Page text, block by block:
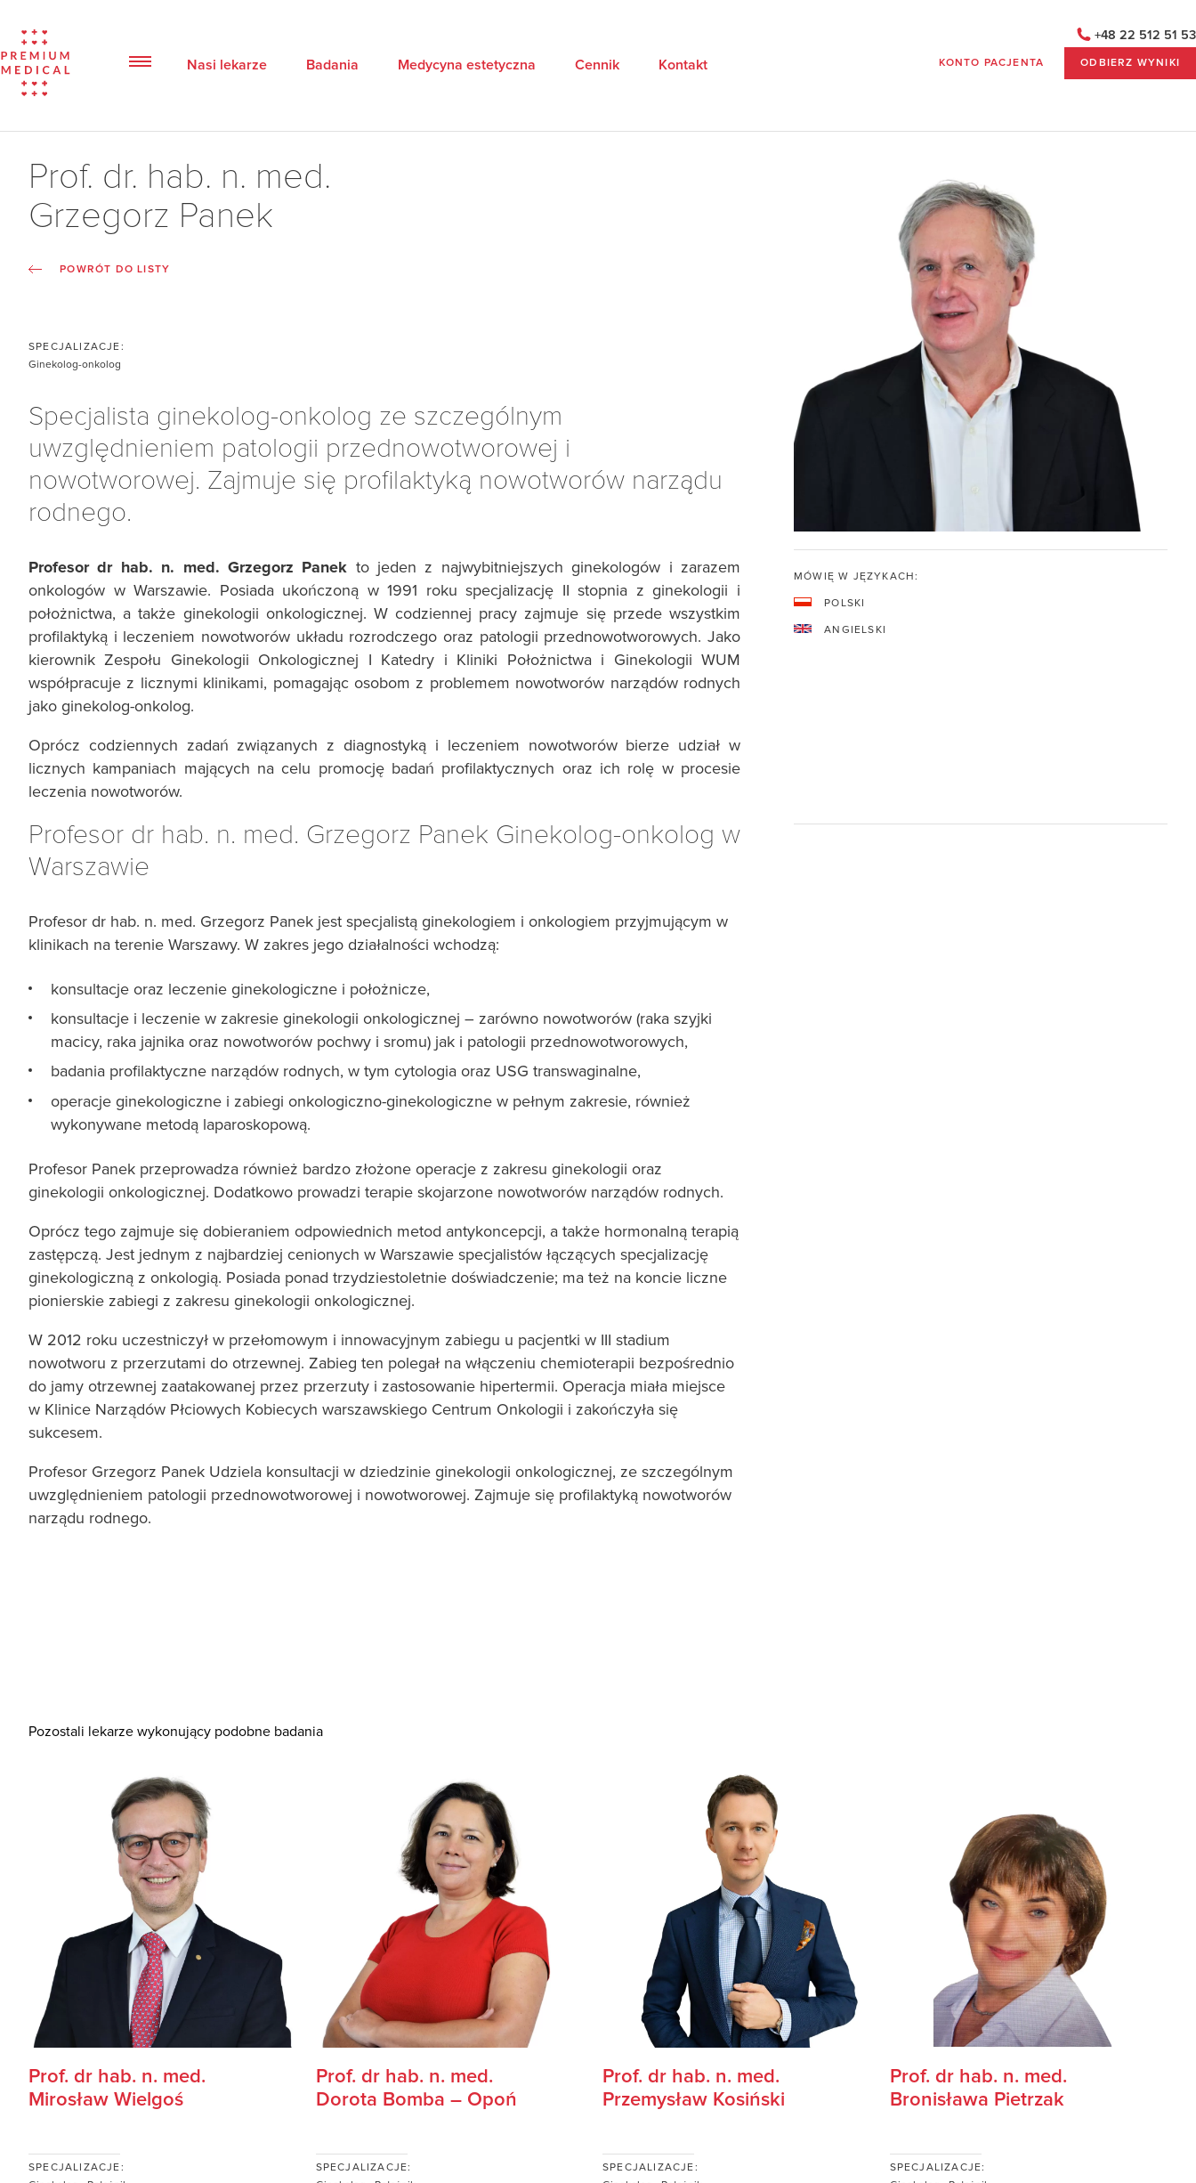
Nasi lekarze Badania Medycyna estetyczna Cennik Kontakt
+48 22 512 51 53
KONTO PACJENTA ODBIERZ WYNIKI
Prof. dr. hab. n. med.
Grzegorz Panek
POWRÓT DO LISTY
SPECJALIZACJE:
Ginekolog-onkolog
Specjalista ginekolog-onkolog ze szczególnym
uwzględnieniem patologii przednowotworowej i
nowotworowej. Zajmuje się profilaktyką nowotworów narządu
rodnego.
Profesor dr hab. n. med. Grzegorz Panek to jeden z najwybitniejszych ginekologów i zarazem
onkologów w Warszawie. Posiada ukończoną w 1991 roku specjalizację II stopnia z ginekologii i
położnictwa, a także ginekologii onkologicznej. W codziennej pracy zajmuje się przede wszystkim
profilaktyką i leczeniem nowotworów układu rozrodczego oraz patologii przednowotworowych. Jako
kierownik Zespołu Ginekologii Onkologicznej I Katedry i Kliniki Położnictwa i Ginekologii WUM
współpracuje z licznymi klinikami, pomagając osobom z problemem nowotworów narządów rodnych
jako ginekolog-onkolog.
Oprócz codziennych zadań związanych z diagnostyką i leczeniem nowotworów bierze udział w
licznych kampaniach mających na celu promocję badań profilaktycznych oraz ich rolę w procesie
leczenia nowotworów.
Profesor dr hab. n. med. Grzegorz Panek Ginekolog-onkolog w
Warszawie
Profesor dr hab. n. med. Grzegorz Panek jest specjalistą ginekologiem i onkologiem przyjmującym w
klinikach na terenie Warszawy. W zakres jego działalności wchodzą:
konsultacje oraz leczenie ginekologiczne i położnicze,
konsultacje i leczenie w zakresie ginekologii onkologicznej – zarówno nowotworów (raka szyjki
macicy, raka jajnika oraz nowotworów pochwy i sromu) jak i patologii przednowotworowych,
badania profilaktyczne narządów rodnych, w tym cytologia oraz USG transwaginalne,
operacje ginekologiczne i zabiegi onkologiczno-ginekologiczne w pełnym zakresie, również
wykonywane metodą laparoskopową.
Profesor Panek przeprowadza również bardzo złożone operacje z zakresu ginekologii oraz
ginekologii onkologicznej. Dodatkowo prowadzi terapie skojarzone nowotworów narządów rodnych.
Oprócz tego zajmuje się dobieraniem odpowiednich metod antykoncepcji, a także hormonalną terapią
zastępczą. Jest jednym z najbardziej cenionych w Warszawie specjalistów łączących specjalizację
ginekologiczną z onkologią. Posiada ponad trzydziestoletnie doświadczenie; ma też na koncie liczne
pionierskie zabiegi z zakresu ginekologii onkologicznej.
W 2012 roku uczestniczył w przełomowym i innowacyjnym zabiegu u pacjentki w III stadium
nowotworu z przerzutami do otrzewnej. Zabieg ten polegał na włączeniu chemioterapii bezpośrednio
do jamy otrzewnej zaatakowanej przez przerzuty i zastosowanie hipertermii. Operacja miała miejsce
w Klinice Narządów Płciowych Kobiecych warszawskiego Centrum Onkologii i zakończyła się
sukcesem.
Profesor Grzegorz Panek Udziela konsultacji w dziedzinie ginekologii onkologicznej, ze szczególnym
uwzględnieniem patologii przednowotworowej i nowotworowej. Zajmuje się profilaktyką nowotworów
narządu rodnego.
MÓWIĘ W JĘZYKACH:
POLSKI
ANGIELSKI
Pozostali lekarze wykonujący podobne badania
Prof. dr hab. n. med.
Mirosław Wielgoś
SPECJALIZACJE:
Prof. dr hab. n. med.
Dorota Bomba – Opoń
SPECJALIZACJE:
Prof. dr hab. n. med.
Przemysław Kosiński
SPECJALIZACJE:
Prof. dr hab. n. med.
Bronisława Pietrzak
SPECJALIZACJE: